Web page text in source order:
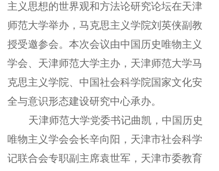
主义思想的世界观和方法论研究论坛在天津
师范大学举办，马克思主义学院刘英侠副教
授受邀参会。本次会议由中国历史唯物主义
学会、天津师范大学主办，天津师范大学马
克思主义学院、中国社会科学院国家文化安
全与意识形态建设研究中心承办。
天津师范大学党委书记曲凯，中国历史
唯物主义学会会长辛向阳，天津市社会科学
记联合会专职副主席袁世军，天津市委教育